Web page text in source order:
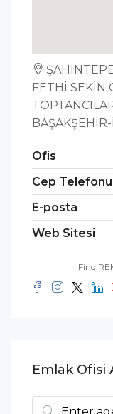
FETHİ SEKİN
Ofis
Cep Telefonu
E-posta
Web Sitesi
Find
Emlak Ofisi